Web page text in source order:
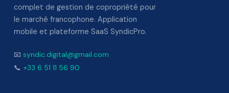
complet de gestion de copropriété pour
le marché francophone. Application
mobile et plateforme SaaS SyndicPro.
📧 syndic.digital@gmail.com
📞 +33 6 51 11 56 90